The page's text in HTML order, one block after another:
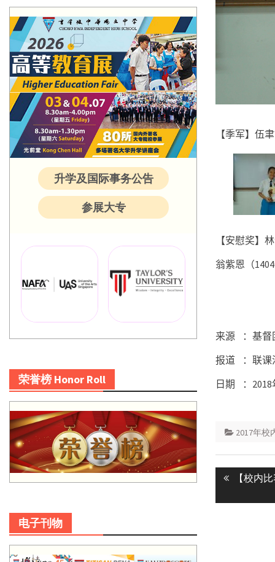
【季军】伍
【安慰奖】
翁紫恩（
来源
：基督
报道
：联
日期
： 2018
2017年校
Post
Previous
【校内
升学及国际事务公告
参展大专
荣誉榜 Honor Roll
电子刊物